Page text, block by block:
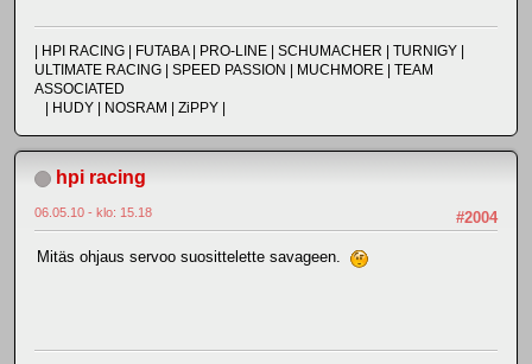
| HPI RACING | FUTABA | PRO-LINE | SCHUMACHER | TURNIGY |
ULTIMATE RACING | SPEED PASSION | MUCHMORE | TEAM
ASSOCIATED
| HUDY | NOSRAM | ZiPPY |
hpi racing
#2004
06.05.10 - klo: 15.18
Mitäs ohjaus servoo suosittelette savageen.